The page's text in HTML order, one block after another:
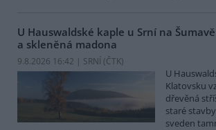
U Hauswaldské kaple u Srní na
a skleněná madona
9.8.2026 16:42 | SRNÍ (ČTK)
U
Klatovsku
dřevěná
staré
sveden